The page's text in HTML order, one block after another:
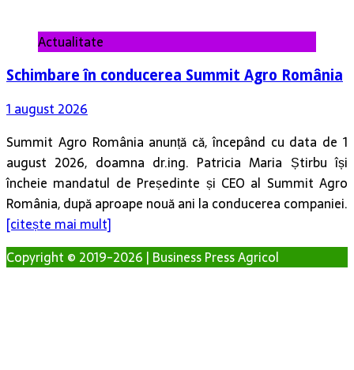
Actualitate
Schimbare în conducerea Summit Agro România
1 august 2026
Summit Agro România anunță că, începând cu data de 1
august 2026, doamna dr.ing. Patricia Maria Știrbu își
încheie mandatul de Președinte și CEO al Summit Agro
România, după aproape nouă ani la conducerea companiei.
[citește mai mult]
Copyright © 2019-2026 | Business Press Agricol